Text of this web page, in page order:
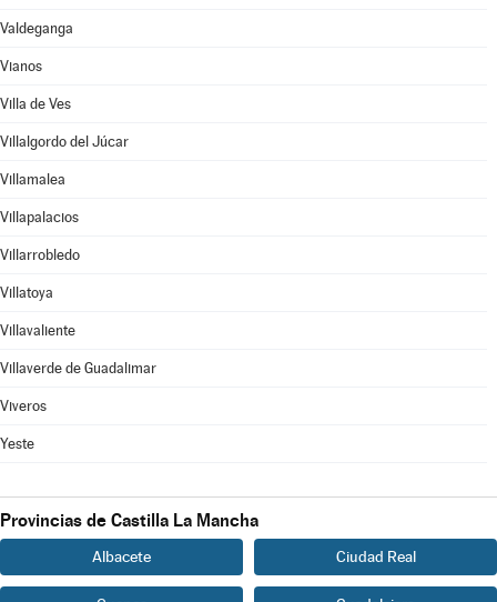
Valdeganga
Vianos
Villa de Ves
Villalgordo del Júcar
Villamalea
Villapalacios
Villarrobledo
Villatoya
Villavaliente
Villaverde de Guadalimar
Viveros
Yeste
Provincias de Castilla La Mancha
Albacete Ciudad Real